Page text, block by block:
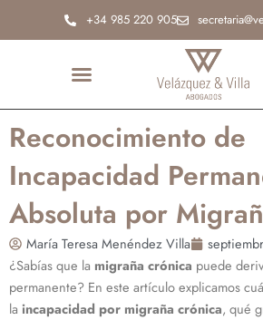
+34 985 220 905
Reconocimiento de
Incapacidad
Absoluta por
María Teresa Menéndez Villa
¿Sabías que la migraña crónica puede
permanente? En este artículo explicamos
la incapacidad por migraña crónica, qué